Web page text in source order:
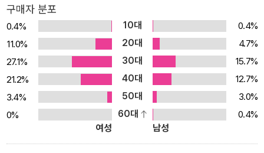
시시각각 조여오는 예언의 시간. 죽음을 기다리는 사람의 치밀한 심
리 묘사가 돋보이는 이 작품에서 예언의 진실은 무엇이며, 과연 정해
진 운명대로 예언이 실현될 것인가에 대한 해답을 찾을 수 있을 것이
다.
어낼 줄 아는 최고의 서스펜스 스릴러 작가 코넬 울리치! 이 책을 읽는
순간 시리도록 아름답고 처절한 공포의 선율이 당신의 마음속에 파고
들 것이다. 코넬 울리치의 삶과 작품 - 프랜시스 네빈스 주니어(Fran
cis M. Nevins, JR.) 울리치 소설의 뿌리는 그의 과거 깊숙한 곳에
자리 잡는다. 울리치는 자신이 언젠가는 죽을 운명이라는 것을 이미
열한 살 때부터 알았던 듯하다. “뒤집어 놓은 유리병 안에 갇힌 불쌍
한 곤충이 사방으로 뛰어올라 나가려고 하지만, 그것은 나갈 수 없다,
나갈 수 없다, 나갈 수 없다. 나는 그 곤충처럼 갇혀 있는 느낌이 들었
다”고 그의 출간되지 않은 자서전에서 밝히고 있는 것을 보면 말이다.
구매자 분포
0.4% 10대
0.4%
11.0%
20대
4.7%
27.1%
30대
15.7%
21.2%
40대
12.7%
3.4%
50대
3.0%
0%
60대
0.4%
여성
남성